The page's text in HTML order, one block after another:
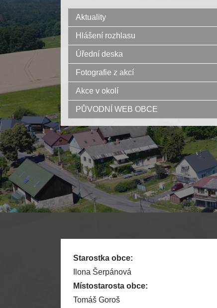
Aktuality
Hlášení rozhlasu
Úřední deska
Fotografie z akcí
Akce v okolí
PŮVODNÍ WEB OBCE
Starostka obce:
Ilona Šerpánová
Místostarosta obce:
Tomáš Goroš